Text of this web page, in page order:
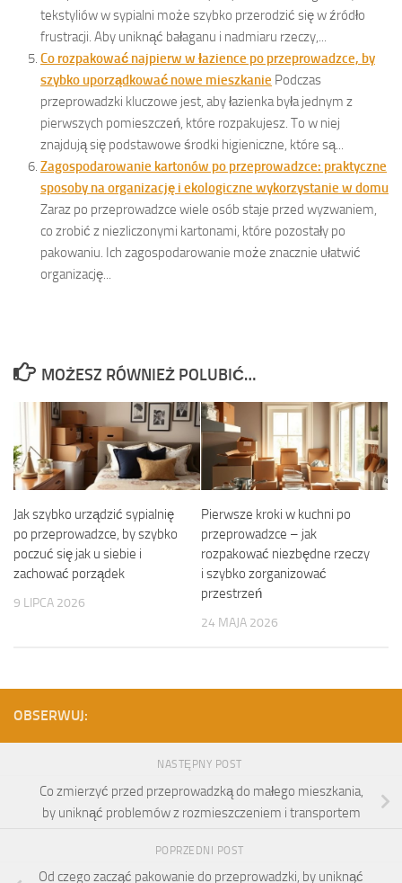
tekstyliów w sypialni może szybko przerodzić się w źródło
frustracji. Aby uniknąć bałaganu i nadmiaru rzeczy,...
Co rozpakować najpierw w łazience po przeprowadzce, by
szybko uporządkować nowe mieszkanie Podczas
przeprowadzki kluczowe jest, aby łazienka była jednym z
pierwszych pomieszczeń, które rozpakujesz. To w niej
znajdują się podstawowe środki higieniczne, które są...
Zagospodarowanie kartonów po przeprowadzce: praktyczne
sposoby na organizację i ekologiczne wykorzystanie w domu
Zaraz po przeprowadzce wiele osób staje przed wyzwaniem,
co zrobić z niezliczonymi kartonami, które pozostały po
pakowaniu. Ich zagospodarowanie może znacznie ułatwić
organizację...
MOŻESZ RÓWNIEŻ POLUBIĆ…
Jak szybko urządzić sypialnię
po przeprowadzce, by szybko
poczuć się jak u siebie i
zachować porządek
9 LIPCA 2026
Pierwsze kroki w kuchni po
przeprowadzce – jak
rozpakować niezbędne rzeczy
i szybko zorganizować
przestrzeń
24 MAJA 2026
OBSERWUJ:
NASTĘPNY POST
Co zmierzyć przed przeprowadzką do małego mieszkania,
by uniknąć problemów z rozmieszczeniem i transportem
POPRZEDNI POST
Od czego zacząć pakowanie do przeprowadzki, by uniknąć